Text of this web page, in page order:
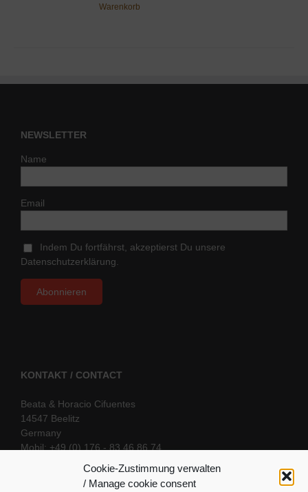
Cookie-Zustimmung verwalten
/ Manage cookie consent
Warenkorb
NEWSLETTER
Name
Email
Indem Du fortfährst, akzeptierst Du unsere
Datenschutzerklärung.
KONTAKT / CONTACT
Beata & Horacio Cifuentes
14547 Beelitz
Germany
Mobil: +49 (0) 176 - 83 46 86 74